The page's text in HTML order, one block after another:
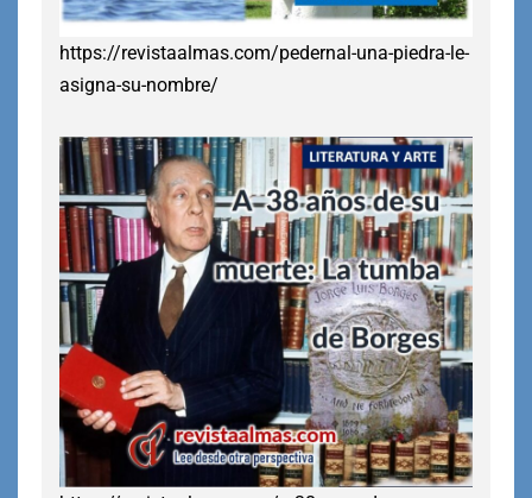
https://revistaalmas.com/pedernal-una-piedra-le-
asigna-su-nombre/